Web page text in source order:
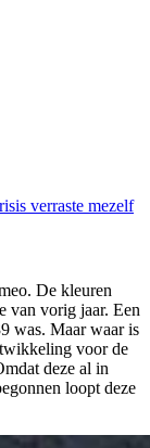
verraste mezelf
De kleuren
van vorig jaar. Een
was. Maar waar is
voor de
deze al in
loopt deze